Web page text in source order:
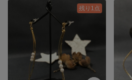
残り1点